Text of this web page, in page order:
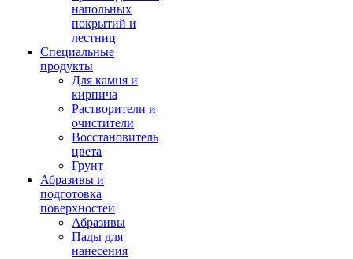
напольных
покрытий и
лестниц
Специальные
продукты
Для камня и
кирпича
Растворители и
очистители
Восстановитель
цвета
Грунт
Абразивы и
подготовка
поверхностей
Абразивы
Пады для
нанесения